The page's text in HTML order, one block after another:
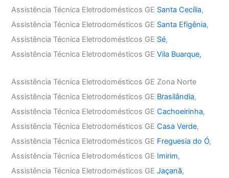
Assistência Técnica Eletrodomésticos GE Santa Cecília,
Assistência Técnica Eletrodomésticos GE Santa Efigênia,
Assistência Técnica Eletrodomésticos GE Sé,
Assistência Técnica Eletrodomésticos GEVila Buarque,
Assistência Técnica Eletrodomésticos GE Zona Norte
Assistência Técnica Eletrodomésticos GE Brasilândia,
Assistência Técnica Eletrodomésticos GECachoeirinha,
Assistência Técnica Eletrodomésticos GECasa Verde,
Assistência Técnica Eletrodomésticos GE Freguesia do Ó,
Assistência Técnica Eletrodomésticos GE Imirim,
Assistência Técnica Eletrodomésticos GEJaçanã,